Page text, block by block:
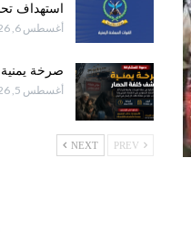
استهداف
أغسطس 6, 2026
صرخة
أغسطس 5, 2026
NEXT